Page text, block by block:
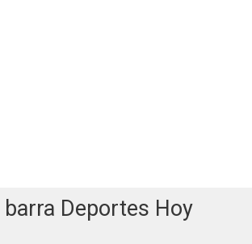
Deportes Hoy